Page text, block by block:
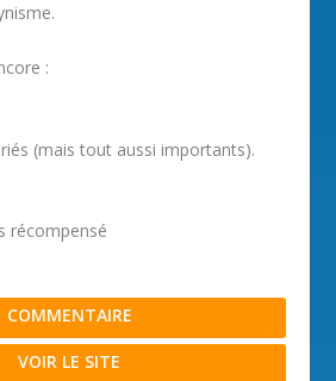
:
(mais tout aussi importants).
récompensé
COMMENTAIRE
VOIR LE SITE